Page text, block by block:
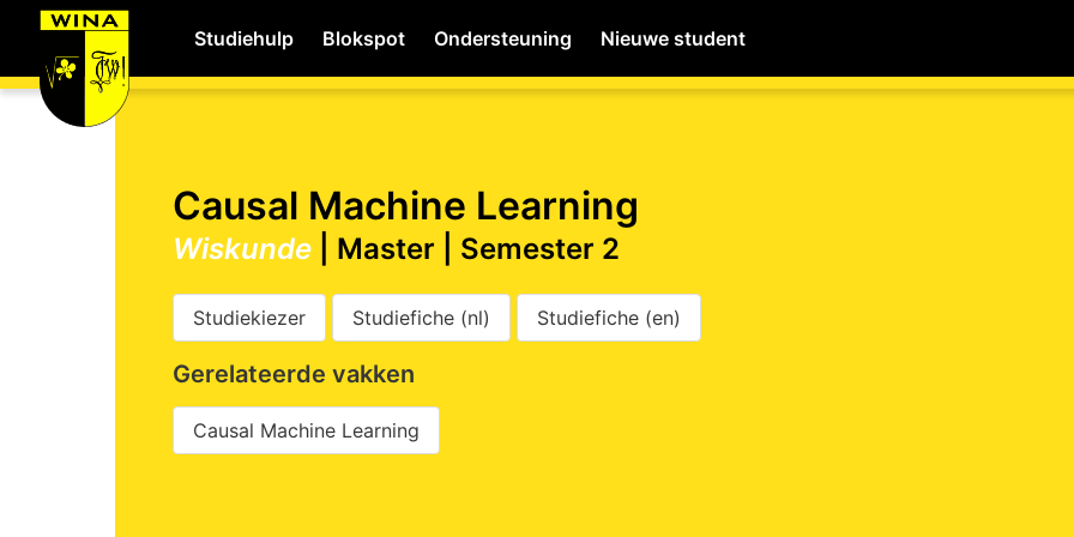
Studiehulp Blokspot Ondersteuning Nieuwe student
Career
Shop
Causal Machine Learning
Wiskunde | Master | Semester 2
Studiekiezer Studiefiche (nl) Studiefiche (en)
Gerelateerde vakken
Causal Machine Learning